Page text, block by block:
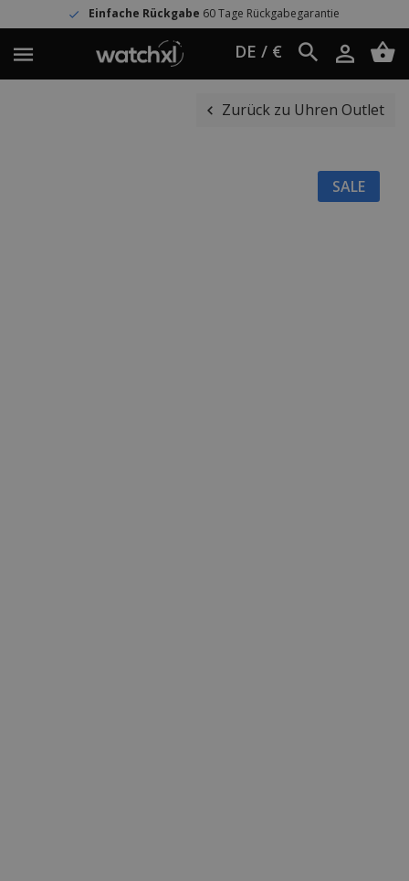
Einfache Rückgabe 60 Tage Rückgabegarantie
DE / €
Zurück zu Uhren Outlet
SALE